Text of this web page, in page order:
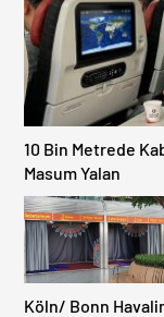
10 Bin Metrede
Masum Yalan
Köln/ Bonn